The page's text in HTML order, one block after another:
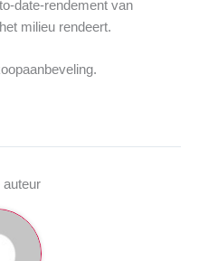
date-rendement van
milieu rendeert.
auteur